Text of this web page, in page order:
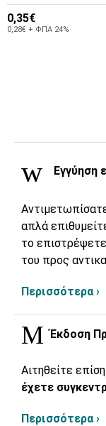
0,35€
0,28€ + ΦΠΑ 24%
Εγγύηση
απλά
το επιστρέψετε
του προς
Περισσότερα ›
Έκδοση
Αιτηθείτε
έχετε
Περισσότερα ›